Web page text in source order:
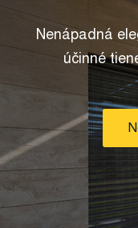
Nenápadná
účinné